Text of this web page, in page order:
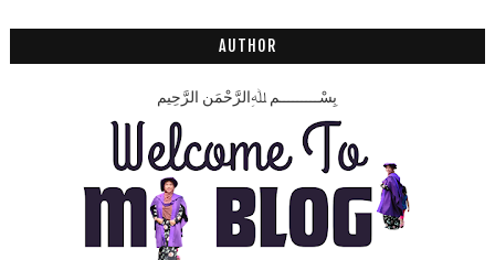
AUTHOR
بِسْـــــــــمِ ﷲِالرَّحْمَنِ الرَّحِيم